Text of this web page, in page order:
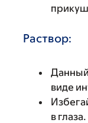
Раствор:
Данный
виде
в глаза.